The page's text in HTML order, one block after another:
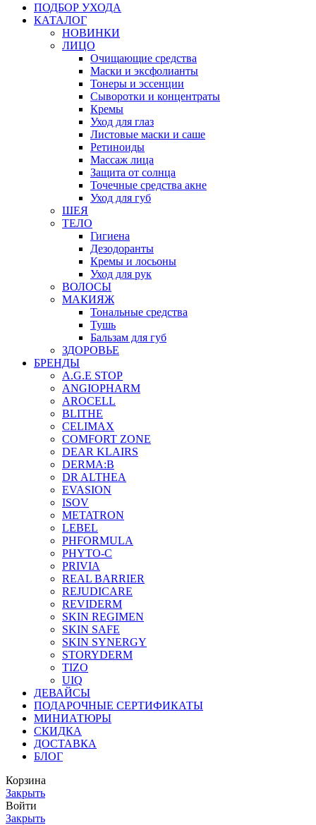
ПОДБОР УХОДА
КАТАЛОГ
НОВИНКИ
ЛИЦО
Очищающие средства
Маски и эксфолианты
Тонеры и эссенции
Сыворотки и концентраты
Кремы
Уход для глаз
Листовые маски и саше
Ретиноиды
Массаж лица
Защита от солнца
Точечные средства акне
Уход для губ
ШЕЯ
ТЕЛО
Гигиена
Дезодоранты
Кремы и лосьоны
Уход для рук
ВОЛОСЫ
МАКИЯЖ
Тональные средства
Тушь
Бальзам для губ
ЗДОРОВЬЕ
БРЕНДЫ
A.G.E STOP
ANGIOPHARM
AROCELL
BLITHE
CELIMAX
COMFORT ZONE
DEAR KLAIRS
DERMA:B
DR ALTHEA
EVASION
ISOV
METATRON
LEBEL
PHFORMULA
PHYTO-C
PRIVIA
REAL BARRIER
REJUDICARE
REVIDERM
SKIN REGIMEN
SKIN SAFE
SKIN SYNERGY
STORYDERM
TIZO
UIQ
ДЕВАЙСЫ
ПОДАРОЧНЫЕ СЕРТИФИКАТЫ
МИНИАТЮРЫ
СКИДКА
ДОСТАВКА
БЛОГ
Корзина
Закрыть
Войти
Закрыть